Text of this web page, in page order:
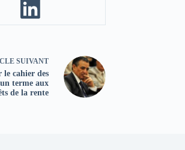
SUIVANT
le cahier des
terme aux
de la rente